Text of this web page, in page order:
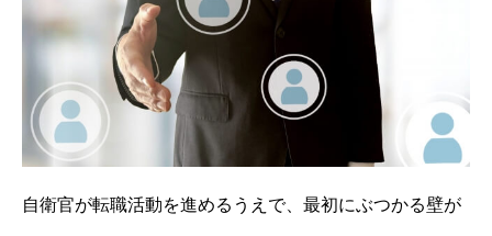
自衛官が転職活動を進めるうえで、最初にぶつかる壁が